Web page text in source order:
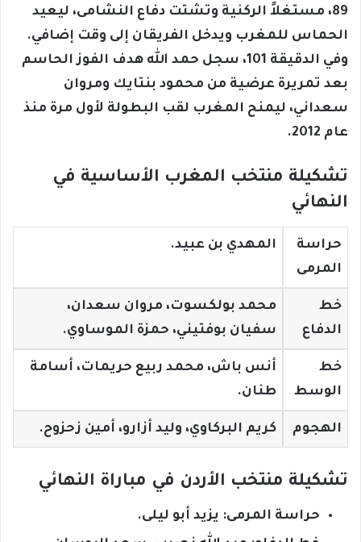
89، مستغلاً الركنية وتشتت دفاع النشامى، ليعيد
الحماس للمغرب ويدخل الفريقان إلى وقت إضافي.
وفي الدقيقة 101، سجل حمد الله هدف الفوز الحاسم
بعد تمريرة عرضية من محمود بنتايك ومروان
سعداني، ليمنح المغرب لقب البطولة لأول مرة منذ
عام 2012.
تشكيلة منتخب المغرب الأساسية في
النهائي
حراسة
المرمى
المهدي بن عبيد.
خط
الدفاع
محمد بولكسوت، مروان سعدان،
سفيان بوفتيني، حمزة الموساوي.
خط
الوسط
أنس باش، محمد ربيع حريمات، أسامة
طنان.
الهجوم كريم البركاوي، وليد أزارو، أمين زحزوح.
تشكيلة منتخب الأردن في مباراة النهائي
حراسة المرمى: يزيد أبو ليلى.